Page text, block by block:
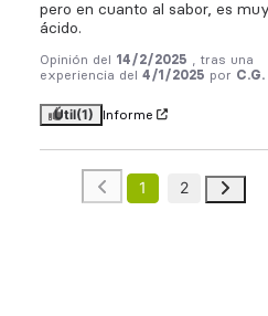
pero en cuanto al sabor, es
ácido.
Opinión del 14/2/2025
, tras una
experiencia del 4/1/2025 por C.G.
Útil(1) Informe
1 2